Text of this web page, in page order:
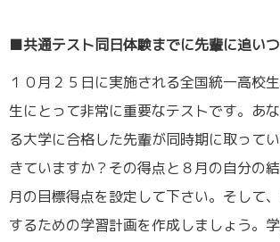
■共通テスト同日体験までに先輩に追いつ
１０月２５日に実施される全国統一高校
生にとって非常に重要なテストです。あ
る大学に合格した先輩が同時期に取って
きていますか？その得点と８月の自分の
月の目標得点を設定して下さい。そして
するための学習計画を作成しましょう。